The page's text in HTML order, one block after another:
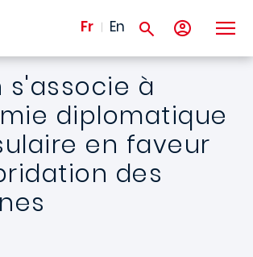
Fr En
s'associe à
diplomatique
en faveur
des